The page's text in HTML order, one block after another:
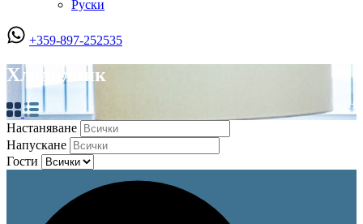
Руски
+359-897-252535
Хладилник
Настаняване
Напускане
Гости